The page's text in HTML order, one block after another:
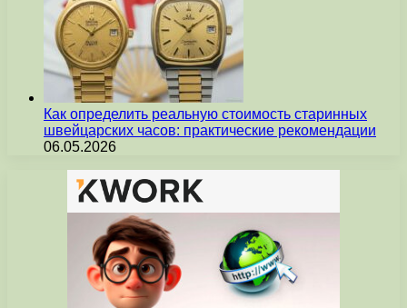
Как определить реальную стоимость старинных
швейцарских часов: практические рекомендации
06.05.2026